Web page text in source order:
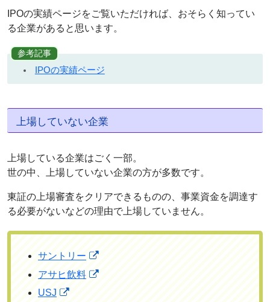
IPOの実績ページをご覧いただければ、おそらく知ってい
る企業があると思います。
参考記事
IPOの実績ページ
上場していない企業
上場している企業はごく一部。
世の中、上場していない企業の方が多数です。
東証の上場審査をクリアできるものの、事業資金を調達す
る必要がないなどの理由で上場していません。
サントリー
アサヒ飲料
USJ